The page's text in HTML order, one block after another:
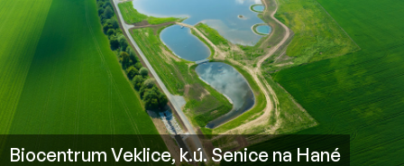
Biocentrum Veklice, k.ú. Senice na Hané